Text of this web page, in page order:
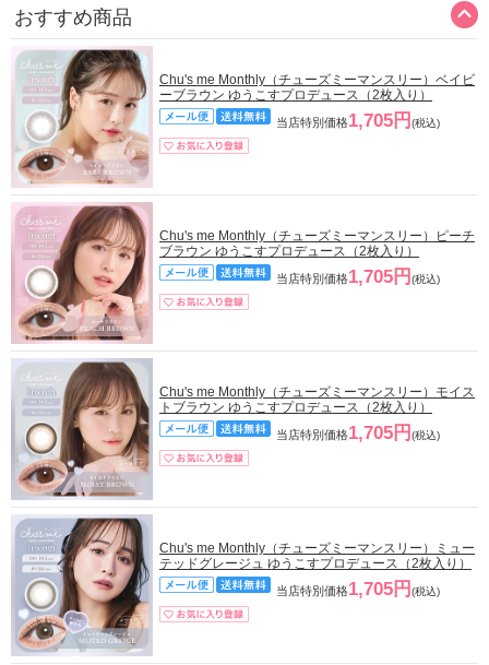
おすすめ商品
Chu's me Monthly（チューズミーマンスリー）ベイビ
ーブラウン ゆうこすプロデュース（2枚入り）
当店特別価格1,705円 (税込)
Chu's me Monthly（チューズミーマンスリー）ピーチ
ブラウン ゆうこすプロデュース（2枚入り）
当店特別価格1,705円 (税込)
Chu's me Monthly（チューズミーマンスリー）モイス
トブラウン ゆうこすプロデュース（2枚入り）
当店特別価格1,705円 (税込)
Chu's me Monthly（チューズミーマンスリー）ミュー
テッドグレージュ ゆうこすプロデュース（2枚入り）
当店特別価格1,705円 (税込)